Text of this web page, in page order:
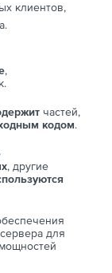
клиентов,
,
частей,
кодом.
, другие
для